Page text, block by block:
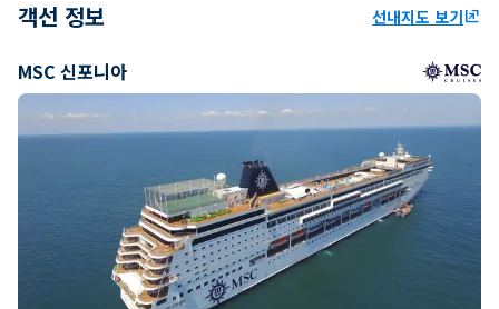
객선 정보 선내지도 보기ungroup
MSC 신포니아